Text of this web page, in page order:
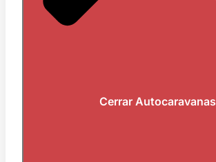
Cerrar Autocaravanas